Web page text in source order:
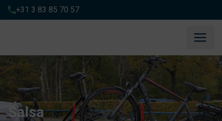
+31 3 83 85 70 57
Salsa